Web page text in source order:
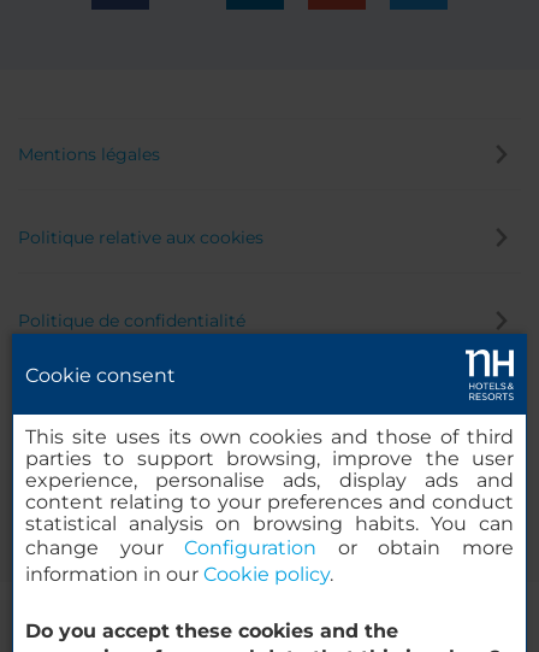
Mentions légales
Politique relative aux cookies
Politique de confidentialité
© 2000-2026 MINOR HOTELS EUROPE & AMERICAS Santa Engracia
Cookie consent
This site uses its own cookies and those of third
parties to support browsing, improve the user
experience, personalise ads, display ads and
content relating to your preferences and conduct
statistical analysis on browsing habits. You can
change yourConfiguration or obtain more
information in our Cookie policy.
Do you accept these cookies and the